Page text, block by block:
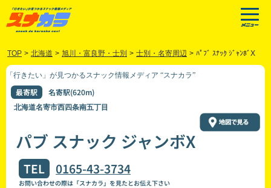
TOP > 北海道 > 旭川・富良野・士別 > 士別・名寄周辺 > ﾊﾟﾌﾞ ｽﾅｯｸ ｼﾞｬﾝﾎﾞX
「行きたい」が見つかるスナック情報メディア “スナカラ”
最寄駅 名寄駅(620m)
北海道名寄市西四条南五丁目
パブ スナック ジャンボX
TEL 0165-43-3734
お問い合わせの際は「スナカラ」を見たとお伝え下さい